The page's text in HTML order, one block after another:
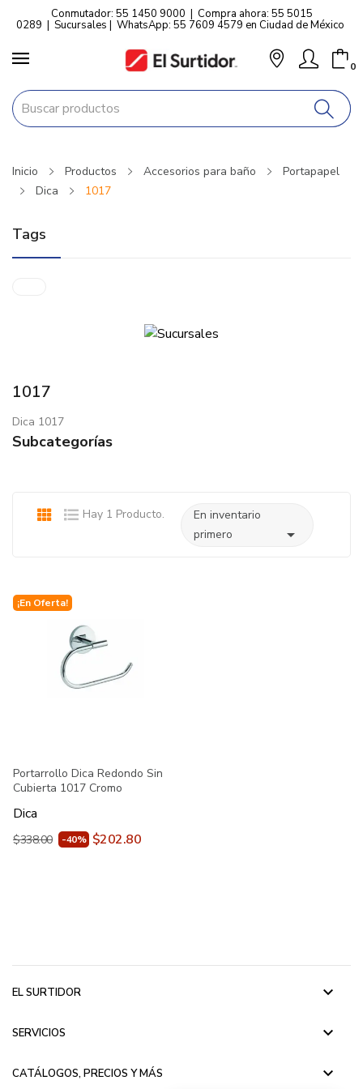
Conmutador: 55 1450 9000 | Compra ahora: 55 5015
0289 | Sucursales | WhatsApp: 55 7609 4579 en Ciudad de México
0
Inicio Productos Accesorios para baño
Portapapel
Dica
1017
Tags
1017
Dica 1017
Subcategorías
Hay 1 Producto.
En inventario
primero

¡En Oferta!
Portarrollo Dica Redondo Sin
Cubierta 1017 Cromo
Dica
$338.00 -40% $202.80
EL SURTIDOR keyboard_arrow_down
SERVICIOS keyboard_arrow_down
CATÁLOGOS, PRECIOS Y MÁS keyboard_arrow_down